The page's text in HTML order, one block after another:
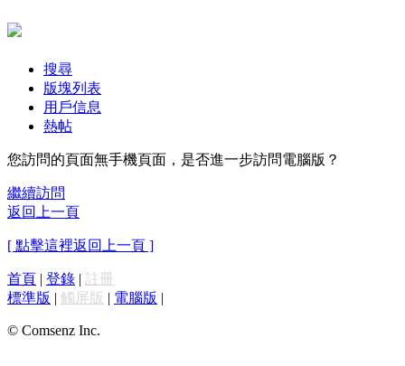
搜尋
版塊列表
用戶信息
熱帖
您訪問的頁面無手機頁面，是否進一步訪問電腦版？
繼續訪問
返回上一頁
[ 點擊這裡返回上一頁 ]
首頁 | 登錄 | 註冊
標準版 | 觸屏版 | 電腦版 |
© Comsenz Inc.